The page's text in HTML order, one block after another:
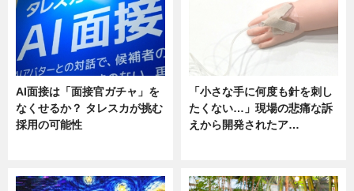
AI面接は「面接官ガチャ」を
なくせるか？ タレスカが挑む
採用の可能性
「小さな手に何度も針を刺し
たくない…」現場の悲痛な訴
えから開発されたア…